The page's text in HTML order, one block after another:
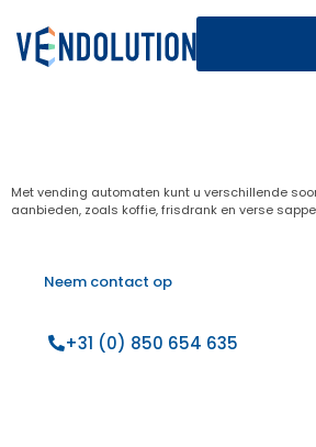
Met vending automaten kunt u verschillende
aanbieden, zoals koffie, frisdrank en verse
Neem contact op
+31 (0) 850 654 635